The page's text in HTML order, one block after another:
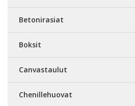
Betonirasiat
Boksit
Canvastaulut
Chenillehuovat